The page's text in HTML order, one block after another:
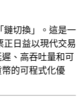
鏈切換」。這是一
正日益以現代交易
、高吞吐量和可
的可程式化優